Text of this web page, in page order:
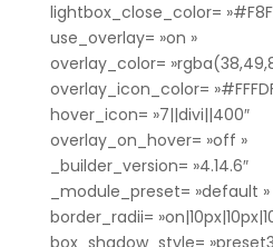
lightbox_close_color=
use_overlay= »on »
overlay_color=
overlay_icon_color=
hover_icon= »7||divi||400″
overlay_on_hover= »off »
_builder_version= »4.14.6″
_module_preset= »default
border_radii=